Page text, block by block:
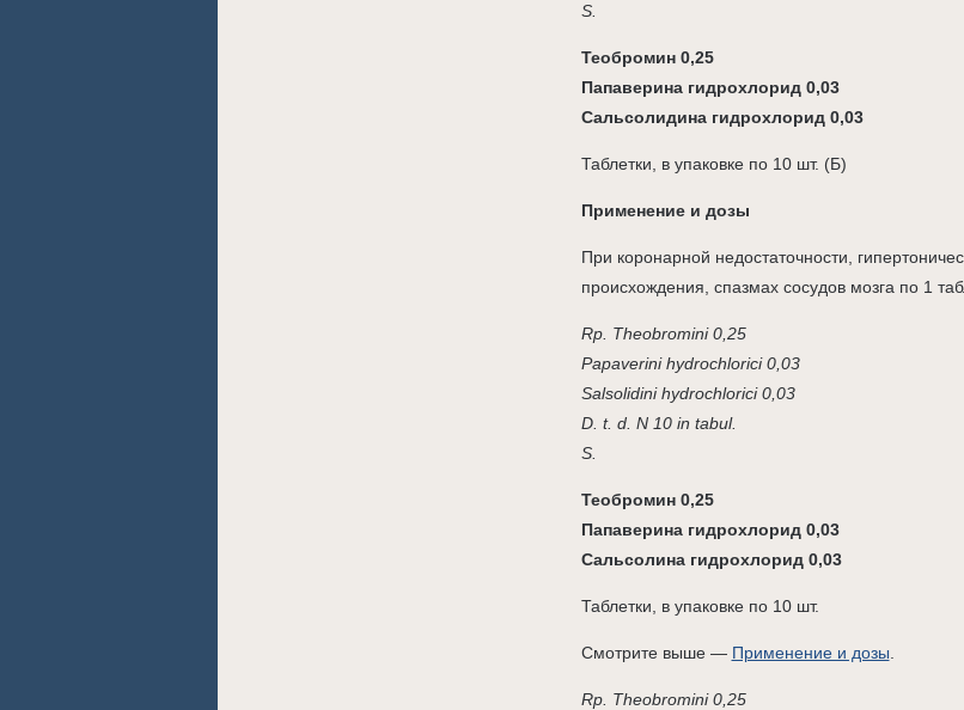
S.
Теобромин 0,25
Папаверина гидрохлорид 0,03
Сальсолидина гидрохлорид 0,03
Таблетки, в упаковке по 10 шт. (Б)
Применение и дозы
При коронарной недостаточности,
происхождения, спазмах сосудов мозга по 1
Rp. Theobromini 0,25
Papaverini hydrochlorici 0,03
Salsolidini hydrochlorici 0,03
D. t. d. N 10 in tabul.
S.
Теобромин 0,25
Папаверина гидрохлорид 0,03
Сальсолина гидрохлорид 0,03
Таблетки, в упаковке по 10 шт.
Смотрите выше — Применение и дозы
Rp. Theobromini 0,25